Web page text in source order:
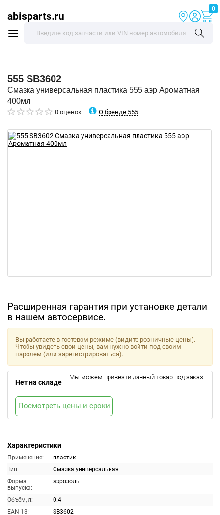
abisparts.ru
0
555 SB3602
Смазка универсальная пластика 555 аэр Ароматная
400мл
0 оценок О бренде 555
Расширенная гарантия при установке детали
в нашем автосервисе.
Характеристики
Применение:
пластик
Тип:
Смазка универсальная
Форма
выпуска:
аэрозоль
Объём, л:
0.4
EAN-13:
SB3602
Вы работаете в гостевом режиме (видите розничные цены).
Чтобы увидеть свои цены, вам нужно войти под своим
паролем (или зарегистрироваться).
Нет на складе
Мы можем привезти данный товар под заказ.
Посмотреть цены и сроки